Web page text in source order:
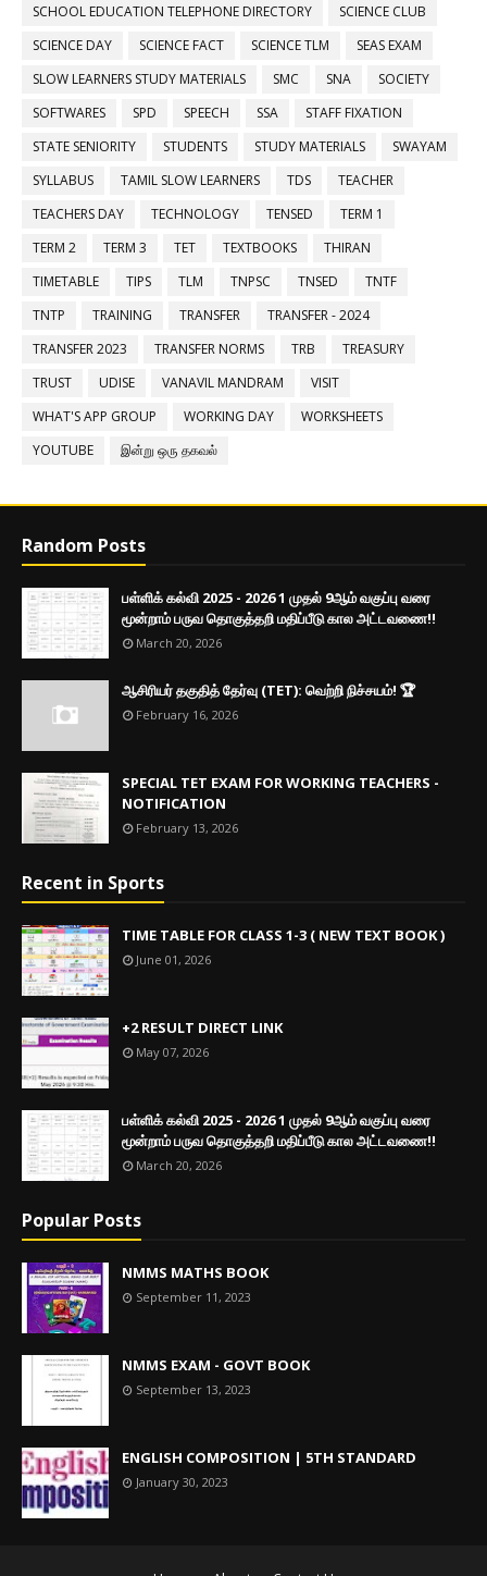
SCHOOL EDUCATION TELEPHONE DIRECTORY
SCIENCE CLUB
SCIENCE DAY
SCIENCE FACT SCIENCE TLM
SEAS EXAM
SLOW LEARNERS STUDY MATERIALS
SMC SNA
SOCIETY
SOFTWARES
SPD SPEECH SSA
STAFF FIXATION
STATE SENIORITY
STUDENTS STUDY MATERIALS
SWAYAM
SYLLABUS
TAMIL SLOW LEARNERS TDS
TEACHER
TEACHERS DAY
TECHNOLOGY TENSED
TERM 1
TERM 2
TERM 3 TET TEXTBOOKS
THIRAN
TIMETABLE
TIPS TLM TNPSC TNSED
TNTF
TNTP
TRAINING TRANSFER
TRANSFER - 2024
TRANSFER 2023
TRANSFER NORMS TRB
TREASURY
TRUST
UDISE VANAVIL MANDRAM
VISIT
WHAT'S APP GROUP
WORKING DAY
WORKSHEETS
YOUTUBE
இன்று ஒரு தகவல்
Random Posts
பள்ளிக் கல்வி 2025 - 2026 1 முதல் 9ஆம் வகுப்பு வரை
மூன்றாம் பருவ தொகுத்தறி மதிப்பீடு கால அட்டவணை!!
March 20, 2026
ஆசிரியர் தகுதித் தேர்வு (TET): வெற்றி நிச்சயம்! 🏆
February 16, 2026
SPECIAL TET EXAM FOR WORKING TEACHERS -
NOTIFICATION
February 13, 2026
Recent in Sports
TIME TABLE FOR CLASS 1-3 ( NEW TEXT BOOK )
June 01, 2026
+2 RESULT DIRECT LINK
May 07, 2026
பள்ளிக் கல்வி 2025 - 2026 1 முதல் 9ஆம் வகுப்பு வரை
மூன்றாம் பருவ தொகுத்தறி மதிப்பீடு கால அட்டவணை!!
March 20, 2026
Popular Posts
NMMS MATHS BOOK
September 11, 2023
NMMS EXAM - GOVT BOOK
September 13, 2023
ENGLISH COMPOSITION | 5TH STANDARD
January 30, 2023